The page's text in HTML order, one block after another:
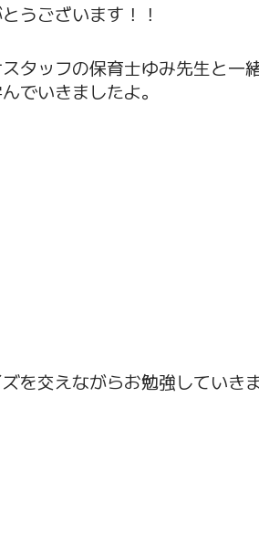
うございます！！
タッフの保育士ゆみ先生と一
でいきましたよ。
を交えながらお勉強していき